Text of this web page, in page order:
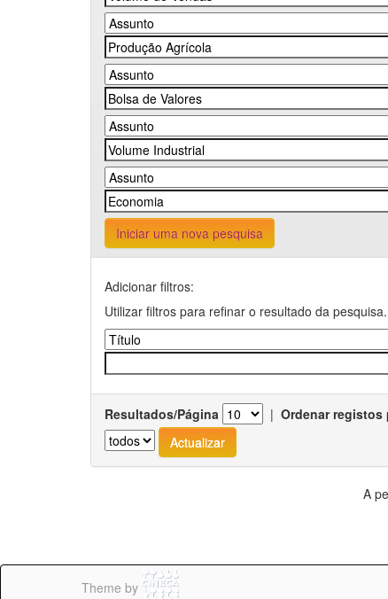
Iniciar uma nova pesquisa
Adicionar filtros:
Utilizar filtros para refinar o resultado da pesquisa.
Resultados/Página | Ordenar registos
A
Theme by